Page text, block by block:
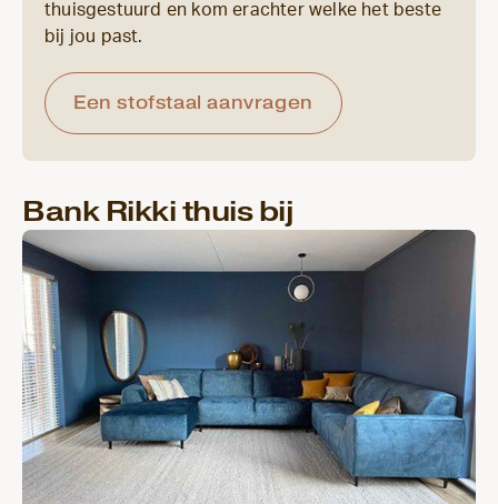
thuisgestuurd en kom erachter welke het beste
bij jou past.
Een stofstaal aanvragen
Bank Rikki thuis bij